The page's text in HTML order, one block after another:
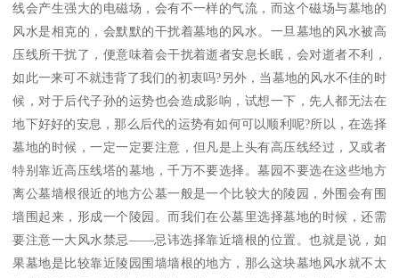
线会产生强大的电磁场，会有不一样的气流，而这个磁场与墓地的
风水是相克的，会默默的干扰着墓地的风水。一旦墓地的风水被高
压线所干扰了，便意味着会干扰着逝者安息长眠，会对逝者不利，
如此一来可不就违背了我们的初衷吗?另外，当墓地的风水不佳的时
候，对于后代子孙的运势也会造成影响，试想一下，先人都无法在
地下好好的安息，那么后代的运势有如何可以顺利呢?所以，在选择
墓地的时候，一定一定要注意，但凡是上头有高压线经过，又或者
特别靠近高压线塔的墓地，千万不要选择。墓园不要选在这些地方
离公墓墙根很近的地方公墓一般是一个比较大的陵园，外围会有围
墙围起来，形成一个陵园。而我们在公墓里选择墓地的时候，还需
要注意一大风水禁忌——忌讳选择靠近墙根的位置。也就是说，如
果墓地是比较靠近陵园围墙墙根的地方，那么这块墓地风水就不太